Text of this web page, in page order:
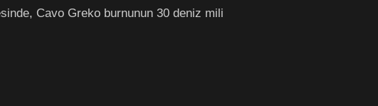
Cavo Greko burnunun 30 deniz mili